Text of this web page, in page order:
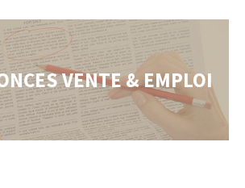
VENTE & EMPLOI